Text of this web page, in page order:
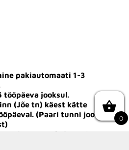
pakiautomaati 1-3
tööpäeva jooksul.
(Jõe tn) käest kätte
(Paari tunni jooksul
kätte saada järgmisest
0